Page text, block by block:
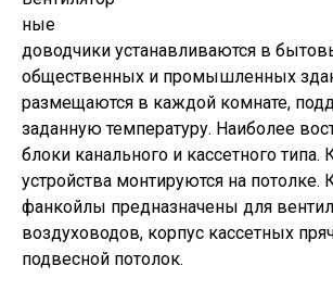
ные
доводчики устанавливаются в
общественных и промышленных
размещаются в каждой комнате,
заданную температуру. Наиболее
блоки канального и кассетного типа.
устройства монтируются на потолке.
фанкойлы предназначены для
воздуховодов, корпус кассетных
подвесной потолок.